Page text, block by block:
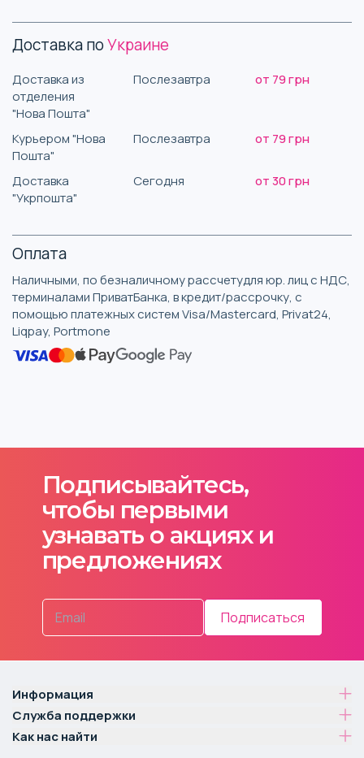
Доставка поУкраине
Доставка из
отделения
"Нова Пошта"
Послезавтра от 79 грн
Курьером "Нова
Пошта"
Послезавтра от 79 грн
Доставка
"Укрпошта"
Сегодня от 30 грн
Оплата
Наличными, по безналичному рассчетудля юр. лиц с НДС,
терминалами ПриватБанка, в кредит/рассрочку, с
помощью платежных систем Visa/Mastercard, Privat24,
Liqpay, Portmone
Подписывайтесь,
чтобы первыми
узнавать о акциях и
предложениях
Подписаться
Информация
Служба поддержки
Как нас найти